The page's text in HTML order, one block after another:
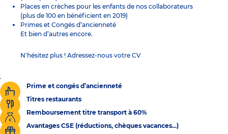
Places en crèches pour les enfants de nos collaborateurs
(plus de 100 en bénéficient en 2019)
Primes et Congés d’ancienneté
Et bien d’autres encore.
N'hésitez plus ! Adressez-nous votre CV
.
Prime et congés d’ancienneté
Titres restaurants
Remboursement titre transport à 60%
Avantages CSE (réductions, chèques vacances...)